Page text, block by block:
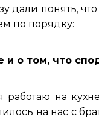
дали понять,
по порядку:
и о том, что
на
на нас с